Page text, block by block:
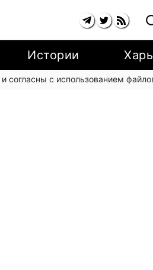
Истории
и согласны с использованием